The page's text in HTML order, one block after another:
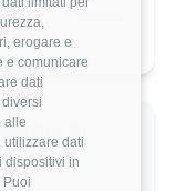
erogare e
e comunicare
dati
alle
utilizzare dati
dispositivi in
Puoi
di